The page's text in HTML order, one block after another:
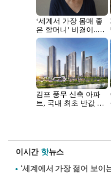
이시간 핫뉴스